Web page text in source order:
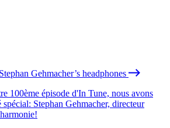
Gehmacher’s headphones
100ème épisode d'In Tune, nous avons
Stephan Gehmacher, directeur